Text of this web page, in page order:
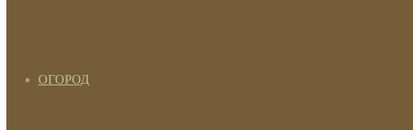
ОГОРОД